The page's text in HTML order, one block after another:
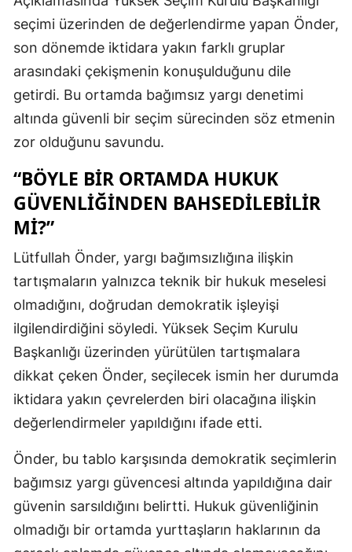
seçimi üzerinden de değerlendirme yapan Önder,
son dönemde iktidara yakın farklı gruplar
arasındaki çekişmenin konuşulduğunu dile
getirdi. Bu ortamda bağımsız yargı denetimi
altında güvenli bir seçim sürecinden söz etmenin
zor olduğunu savundu.
“BÖYLE BIR ORTAMDA HUKUK
GÜVENLIĞINDEN BAHSEDILEBILIR
MI?”
Lütfullah Önder, yargı bağımsızlığına ilişkin
tartışmaların yalnızca teknik bir hukuk meselesi
olmadığını, doğrudan demokratik işleyişi
ilgilendirdiğini söyledi. Yüksek Seçim Kurulu
Başkanlığı üzerinden yürütülen tartışmalara
dikkat çeken Önder, seçilecek ismin her durumda
iktidara yakın çevrelerden biri olacağına ilişkin
değerlendirmeler yapıldığını ifade etti.
Önder, bu tablo karşısında demokratik seçimlerin
bağımsız yargı güvencesi altında yapıldığına dair
güvenin sarsıldığını belirtti. Hukuk güvenliğinin
olmadığı bir ortamda yurttaşların haklarının da